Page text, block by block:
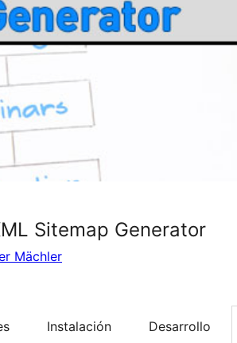
Sitemap Generator
Mächler
Instalación Desarrollo